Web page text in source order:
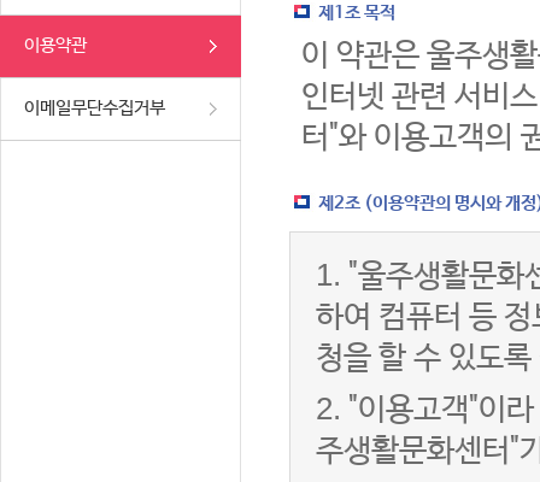
이용약관
이메일무단수집거부
제1조 목적
이 약관은 울주생
인터넷 관련 서비
터"와 이용고객의
제2조 (이용약관의 명시와 개
1. "울주생활문화
하여 컴퓨터 등
청을 할 수 있도
2. "이용고객"이
주생활문화센터"